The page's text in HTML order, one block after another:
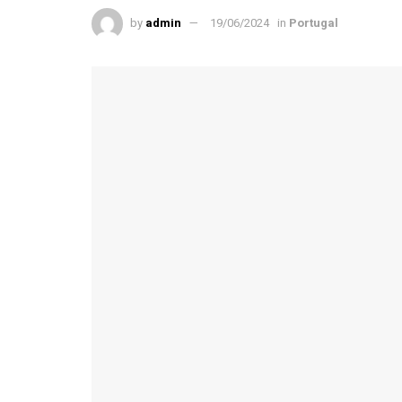
by admin 19/06/2024 in Portugal